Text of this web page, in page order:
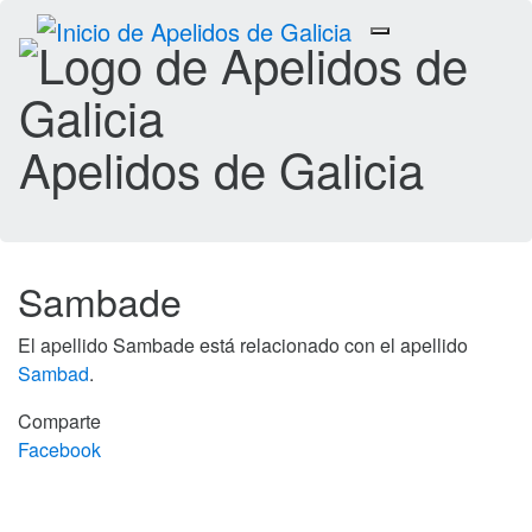
Toggle
navigation
Apelidos de Galicia
Sambade
El apellido Sambade está relacionado con el apellido
Sambad.
Comparte
Facebook